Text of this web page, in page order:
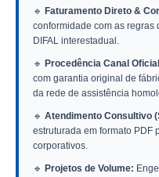
🔹 Faturamento Direto &
conformidade com as regras
DIFAL interestadual.
🔹 Procedência Canal
com garantia original de
da rede de assistência
🔹 Atendimento Consultivo
estruturada em formato PDF
corporativos.
🔹 Projetos de Volume: